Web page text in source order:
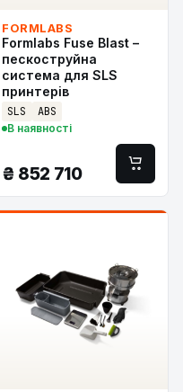
FORMLABS
Formlabs Fuse Blast –
пескоструйна
система для SLS
принтерів
SLS ABS
В наявності
₴ 852 710